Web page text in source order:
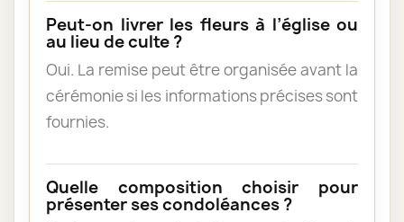
Peut-on livrer les fleurs à l’église ou
au lieu de culte ?
Oui. La remise peut être organisée avant la
cérémonie si les informations précises sont
fournies.
Quelle composition choisir pour
présenter ses condoléances ?